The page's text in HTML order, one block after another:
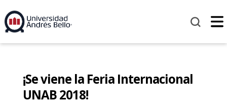
¡Se viene la Feria Internacional
UNAB 2018!